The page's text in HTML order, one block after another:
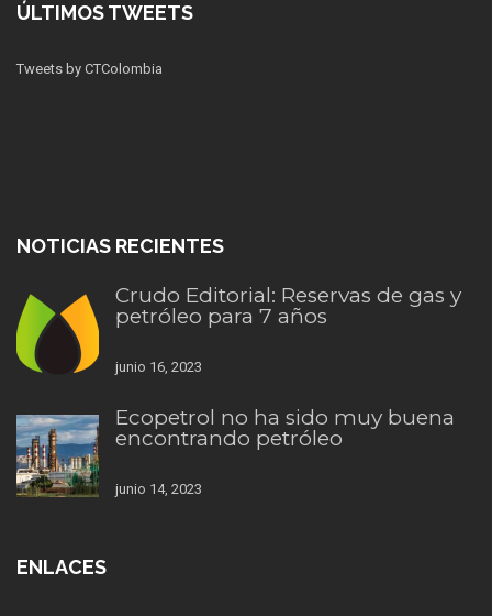
ÚLTIMOS TWEETS
Tweets by CTColombia
NOTICIAS RECIENTES
Crudo Editorial: Reservas de gas y
petróleo para 7 años
junio 16, 2023
Ecopetrol no ha sido muy buena
encontrando petróleo
junio 14, 2023
ENLACES